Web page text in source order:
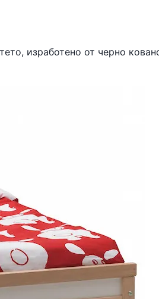
изработено от черно